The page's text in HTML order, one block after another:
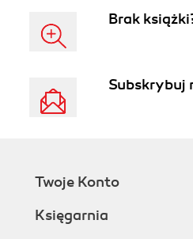
Brak
Subskrybuj
Twoje Konto
Księgarnia